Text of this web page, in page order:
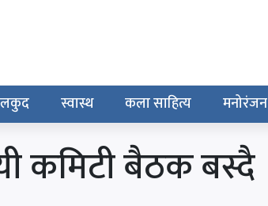
स्वास्थ कला साहित्य मनोरंजन
कमिटी बैठक बस्दै